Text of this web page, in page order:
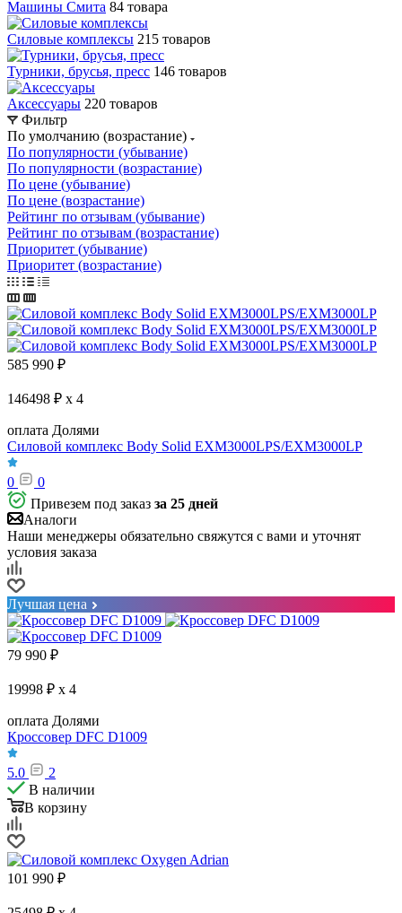
Машины Смита 84 товара
Силовые комплексы 215 товаров
Турники, брусья, пресс 146 товаров
Аксессуары 220 товаров
Фильтр
По умолчанию (возрастание)
По популярности (убывание)
По популярности (возрастание)
По цене (убывание)
По цене (возрастание)
Рейтинг по отзывам (убывание)
Рейтинг по отзывам (возрастание)
Приоритет (убывание)
Приоритет (возрастание)
585 990 ₽
146498 ₽ x 4
оплата Долями
Силовой комплекс Body Solid EXM3000LPS/EXM3000LP
0
0
Привезем под заказ за 25 дней
Аналоги
Наши менеджеры обязательно свяжутся с вами и уточнят
условия заказа
Лучшая цена
79 990 ₽
19998 ₽ x 4
оплата Долями
Кроссовер DFC D1009
5.0
2
В наличии
В корзину
101 990 ₽